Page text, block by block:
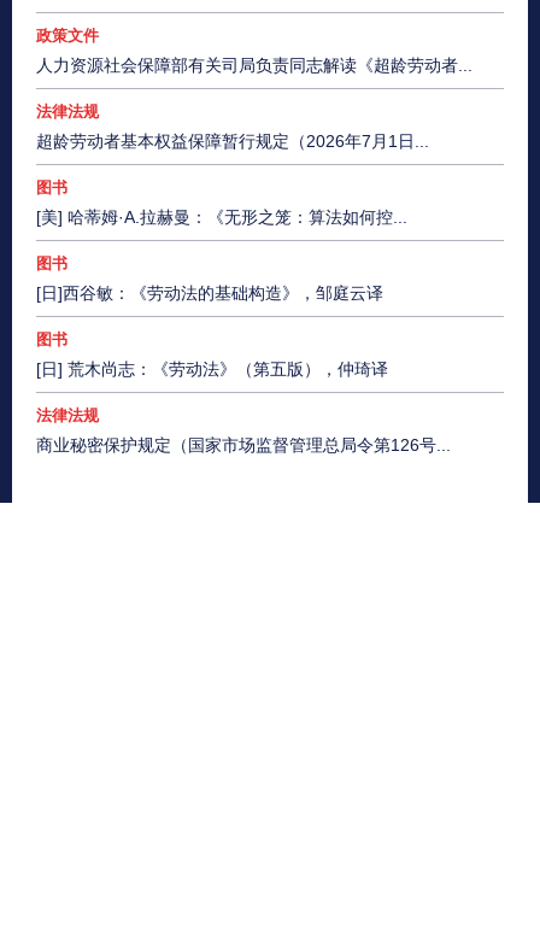
政策文件
人力资源社会保障部有关司局负责同志解读《超龄劳动者...
法律法规
超龄劳动者基本权益保障暂行规定（2026年7月1日...
图书
[美] 哈蒂姆·A.拉赫曼：《无形之笼：算法如何控...
图书
[日]西谷敏：《劳动法的基础构造》，邹庭云译
图书
[日] 荒木尚志：《劳动法》（第五版），仲琦译
法律法规
商业秘密保护规定（国家市场监督管理总局令第126号...